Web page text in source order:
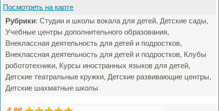
Посмотреть на карте
Рубрики: Студии и школы вокала для детей, Детские сады,
Учебные центры дополнительного образования,
Внеклассная деятельность для детей и подростков,
Внеклассная деятельность для детей и подростков, Клубы
робототехники, Курсы иностранных языков для детей,
Детские театральные кружки, Детские развивающие центры,
Детские шахматные школы